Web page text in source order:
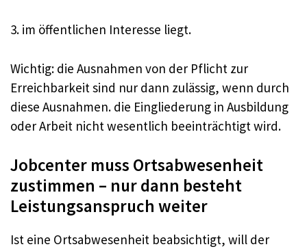
3. im öffentlichen Interesse liegt.
Wichtig: die Ausnahmen von der Pflicht zur
Erreichbarkeit sind nur dann zulässig, wenn durch
diese Ausnahmen. die Eingliederung in Ausbildung
oder Arbeit nicht wesentlich beeinträchtigt wird.
Jobcenter muss Ortsabwesenheit
zustimmen – nur dann besteht
Leistungsanspruch weiter
Ist eine Ortsabwesenheit beabsichtigt, will der